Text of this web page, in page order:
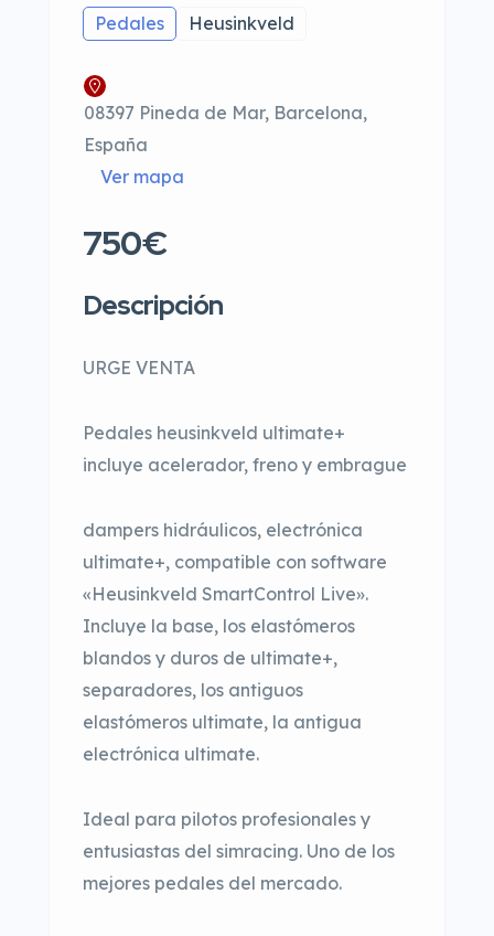
Pedales Heusinkveld
08397 Pineda de Mar, Barcelona,
España
Ver mapa
750€
Descripción
URGE VENTA
Pedales heusinkveld ultimate+
incluye acelerador, freno y embrague
dampers hidráulicos, electrónica
ultimate+, compatible con software
«Heusinkveld SmartControl Live».
Incluye la base, los elastómeros
blandos y duros de ultimate+,
separadores, los antiguos
elastómeros ultimate, la antigua
electrónica ultimate.
Ideal para pilotos profesionales y
entusiastas del simracing. Uno de los
mejores pedales del mercado.